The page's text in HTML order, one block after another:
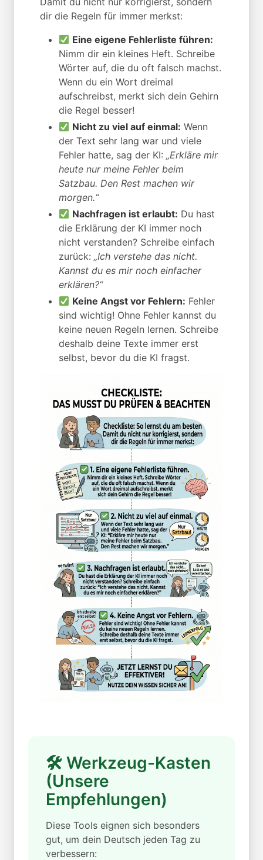
dir die Regeln für immer merkst:
Eine eigene Fehlerliste führen:
Nimm dir ein kleines Heft. Schreibe
Wörter auf, die du oft falsch machst.
Wenn du ein Wort dreimal
aufschreibst, merkt sich dein Gehirn
die Regel besser!
Nicht zu viel auf einmal: Wenn
der Text sehr lang war und viele
Fehler hatte, sag der KI: „Erkläre mir
heute nur meine Fehler beim
Satzbau. Den Rest machen wir
morgen.“
Nachfragen ist erlaubt: Du hast
die Erklärung der KI immer noch
nicht verstanden? Schreibe einfach
zurück: „Ich verstehe das nicht.
Kannst du es mir noch einfacher
erklären?“
Keine Angst vor Fehlern: Fehler
sind wichtig! Ohne Fehler kannst du
keine neuen Regeln lernen. Schreibe
deshalb deine Texte immer erst
selbst, bevor du die KI fragst.
🛠 Werkzeug-Kasten
(Unsere
Empfehlungen)
Diese Tools eignen sich besonders
gut, um dein Deutsch jeden Tag zu
verbessern: